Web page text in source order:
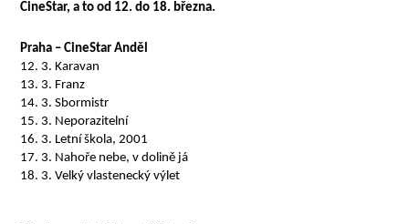
CineStar, a to od 12. do 18. března.
Praha – CineStar Anděl
12. 3. Karavan
13. 3. Franz
14. 3. Sbormistr
15. 3. Neporazitelní
16. 3. Letní škola, 2001
17. 3. Nahoře nebe, v dolině já
18. 3. Velký vlastenecký výlet